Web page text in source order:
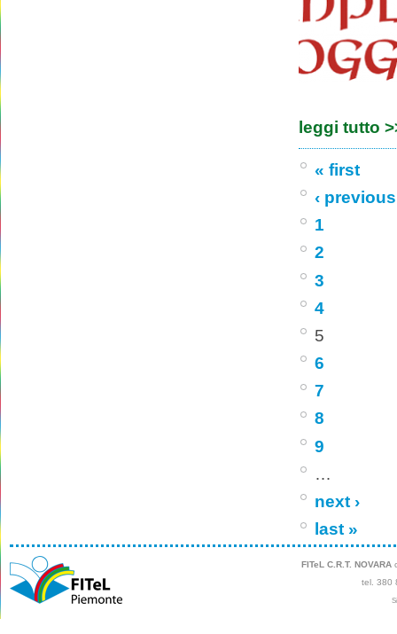
leggi tutto
« first
‹ previous
1
2
3
4
5
6
7
8
9
…
next ›
last »
FITeL C.R.T. NOVARA
tel. 380